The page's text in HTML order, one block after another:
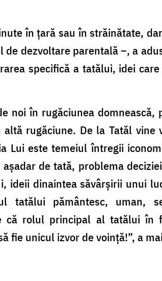
în ţară sau în străinătate,
dezvoltare parentală –, a
specifică a tatălui, idei
noi în rugăciunea
rugăciune. De la Tatăl
Lui este temeiul întregii
de tată, problema
ideii dinaintea săvârșirii unui
pământesc, uman,
că rolul principal al tatălui în
fie unicul izvor de voință!”, a